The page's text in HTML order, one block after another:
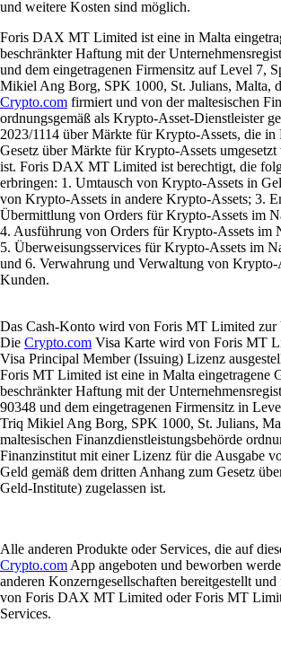
und weitere Kosten sind möglich.
Foris DAX MT Limited ist eine in Malta
beschränkter Haftung mit der
und dem eingetragenen Firmensitz auf Level 7,
Mikiel Ang Borg, SPK 1000, St. Julians, Malta,
Crypto.com firmiert und von der maltesischen
ordnungsgemäß als Krypto-Asset-Dienstleister
2023/1114 über Märkte für Krypto-Assets, die in
Gesetz über Märkte für Krypto-Assets umgesetzt
ist. Foris DAX MT Limited ist berechtigt, die
erbringen: 1. Umtausch von Krypto-Assets in
von Krypto-Assets in andere Krypto-Assets; 3.
Übermittlung von Orders für Krypto-Assets im
4. Ausführung von Orders für Krypto-Assets im
5. Überweisungsservices für Krypto-Assets im
und 6. Verwahrung und Verwaltung von Krypto-
Kunden.
Das Cash-Konto wird von Foris MT Limited zur
Die Crypto.com Visa Karte wird von Foris MT
Visa Principal Member (Issuing) Lizenz
Foris MT Limited ist eine in Malta eingetragene
beschränkter Haftung mit der
90348 und dem eingetragenen Firmensitz in
Triq Mikiel Ang Borg, SPK 1000, St. Julians,
maltesischen Finanzdienstleistungsbehörde
Finanzinstitut mit einer Lizenz für die Ausgabe
Geld gemäß dem dritten Anhang zum Gesetz
Geld-Institute) zugelassen ist.
Alle anderen Produkte oder Services, die auf
Crypto.com App angeboten und beworben
anderen Konzerngesellschaften bereitgestellt
von Foris DAX MT Limited oder Foris MT
Services.